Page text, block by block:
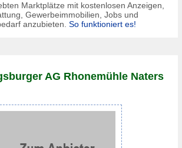
Marktplätze mit kostenlosen Anzeigen,
Gewerbeimmobilien, Jobs und
anzubieten. So funktioniert es!
AG Rhonemühle Naters